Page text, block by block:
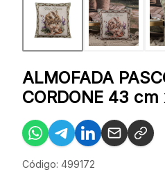
ALMOFADA
CORDONE 43
Código: 499172